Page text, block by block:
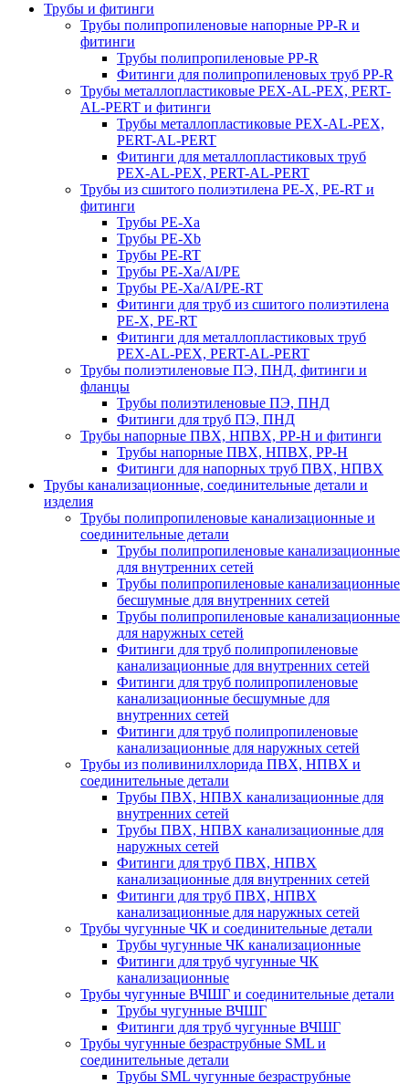
Трубы и фитинги
Трубы полипропиленовые напорные PP-R и
фитинги
Трубы полипропиленовые PP-R
Фитинги для полипропиленовых труб PP-R
Трубы металлопластиковые PEX-AL-PEX, PERT-
AL-PERT и фитинги
Трубы металлопластиковые PEX-AL-PEX,
PERT-AL-PERT
Фитинги для металлопластиковых труб
PEX-AL-PEX, PERT-AL-PERT
Трубы из сшитого полиэтилена PE-X, PE-RT и
фитинги
Трубы PE-Xa
Трубы PE-Xb
Трубы PE-RT
Трубы PE-Xa/AI/PE
Трубы PE-Xa/AI/PE-RT
Фитинги для труб из сшитого полиэтилена
PE-X, PE-RT
Фитинги для металлопластиковых труб
PEX-AL-PEX, PERT-AL-PERT
Трубы полиэтиленовые ПЭ, ПНД, фитинги и
фланцы
Трубы полиэтиленовые ПЭ, ПНД
Фитинги для труб ПЭ, ПНД
Трубы напорные ПВХ, НПВХ, PP-H и фитинги
Трубы напорные ПВХ, НПВХ, PP-H
Фитинги для напорных труб ПВХ, НПВХ
Трубы канализационные, соединительные детали и
изделия
Трубы полипропиленовые канализационные и
соединительные детали
Трубы полипропиленовые канализационные
для внутренних сетей
Трубы полипропиленовые канализационные
бесшумные для внутренних сетей
Трубы полипропиленовые канализационные
для наружных сетей
Фитинги для труб полипропиленовые
канализационные для внутренних сетей
Фитинги для труб полипропиленовые
канализационные бесшумные для
внутренних сетей
Фитинги для труб полипропиленовые
канализационные для наружных сетей
Трубы из поливинилхлорида ПВХ, НПВХ и
соединительные детали
Трубы ПВХ, НПВХ канализационные для
внутренних сетей
Трубы ПВХ, НПВХ канализационные для
наружных сетей
Фитинги для труб ПВХ, НПВХ
канализационные для внутренних сетей
Фитинги для труб ПВХ, НПВХ
канализационные для наружных сетей
Трубы чугунные ЧК и соединительные детали
Трубы чугунные ЧК канализационные
Фитинги для труб чугунные ЧК
канализационные
Трубы чугунные ВЧШГ и соединительные детали
Трубы чугунные ВЧШГ
Фитинги для труб чугунные ВЧШГ
Трубы чугунные безраструбные SML и
соединительные детали
Трубы SML чугунные безраструбные